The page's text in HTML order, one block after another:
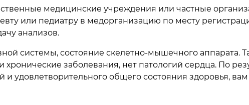
медицинские учреждения или частные
или педиатру в медорганизацию по месту
анализов.
системы, состояние скелетно-мышечного аппарата.
заболевания, нет патологий сердца. По
и удовлетворительного общего состояния здоровья,